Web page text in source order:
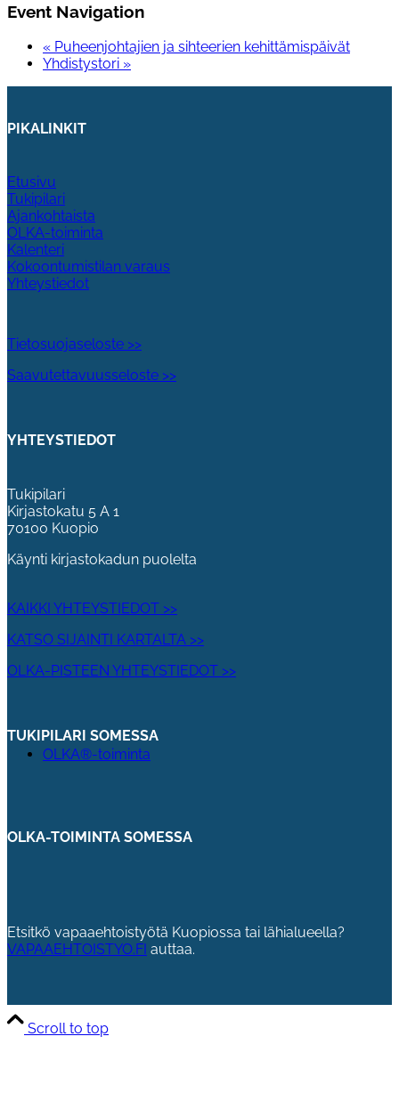
OLKA®-toiminta
Event Navigation
« Puheenjohtajien ja sihteerien kehittämispäivät
Yhdistystori »
PIKALINKIT
Etusivu
Tukipilari
Ajankohtaista
OLKA-toiminta
Kalenteri
Kokoontumistilan varaus
Yhteystiedot
Tietosuojaseloste >>
Saavutettavuusseloste >>
YHTEYSTIEDOT
Tukipilari
Kirjastokatu 5 A 1
70100 Kuopio
Käynti kirjastokadun puolelta
KAIKKI YHTEYSTIEDOT >>
KATSO SIJAINTI KARTALTA >>
OLKA-PISTEEN YHTEYSTIEDOT >>
TUKIPILARI SOMESSA
OLKA-TOIMINTA SOMESSA
Etsitkö vapaaehtoistyötä Kuopiossa tai lähialueella?
VAPAAEHTOISTYO.FI auttaa.
Scroll to top